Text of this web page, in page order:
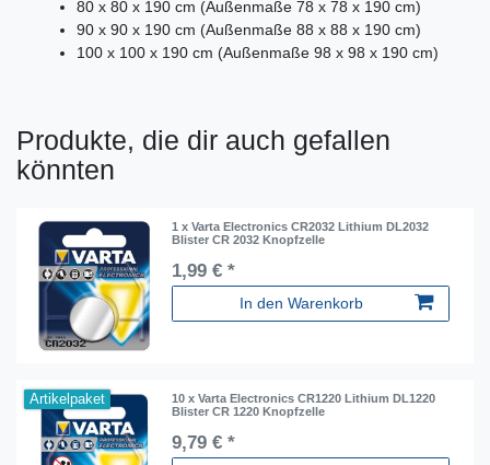
80 x 80 x 190 cm (Außenmaße 78 x 78 x 190 cm)
90 x 90 x 190 cm (Außenmaße 88 x 88 x 190 cm)
100 x 100 x 190 cm (Außenmaße 98 x 98 x 190 cm)
Produkte, die dir auch gefallen
könnten
1 x Varta Electronics CR2032 Lithium DL2032
Blister CR 2032 Knopfzelle
1,99 € *
In den Warenkorb
Artikelpaket
10 x Varta Electronics CR1220 Lithium DL1220
Blister CR 1220 Knopfzelle
9,79 € *